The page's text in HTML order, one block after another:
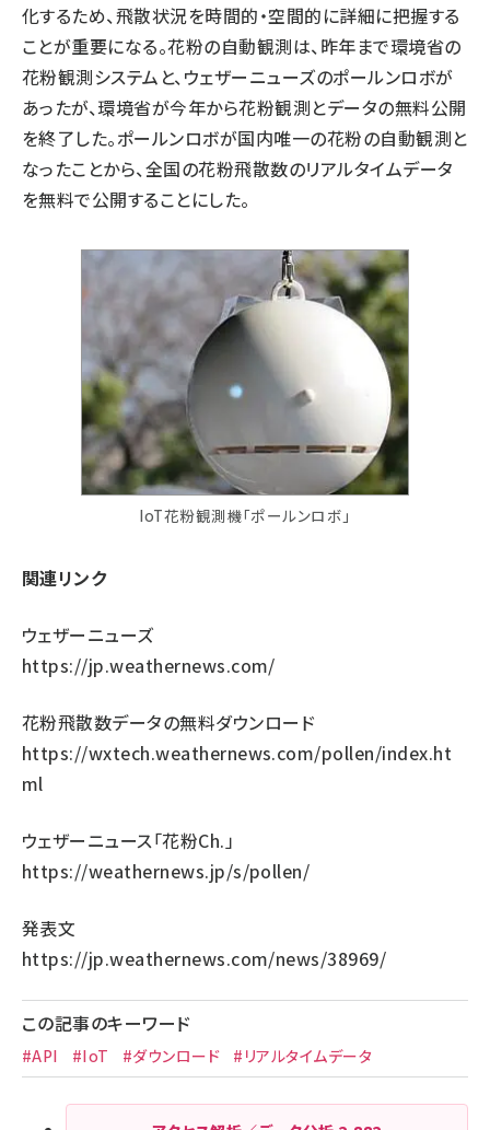
化するため、飛散状況を時間的・空間的に詳細に把握する
ことが重要になる。花粉の自動観測は、昨年まで環境省の
花粉観測システムと、ウェザーニューズのポールンロボが
あったが、環境省が今年から花粉観測とデータの無料公開
を終了した。ポールンロボが国内唯一の花粉の自動観測と
なったことから、全国の花粉飛散数のリアルタイムデータ
を無料で公開することにした。
IoT花粉観測機「ポールンロボ」
関連リンク
ウェザーニューズ
https://jp.weathernews.com/
花粉飛散数データの無料ダウンロード
https://wxtech.weathernews.com/pollen/index.ht
ml
ウェザーニュース「花粉Ch.」
https://weathernews.jp/s/pollen/
発表文
https://jp.weathernews.com/news/38969/
この記事のキーワード
#API #IoT #ダウンロード #リアルタイムデータ